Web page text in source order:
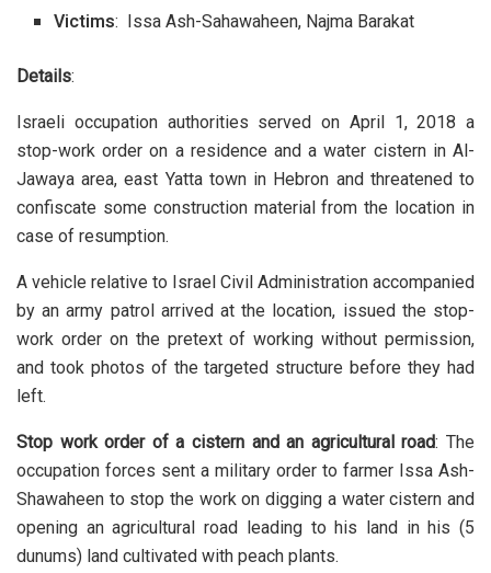
Victims: Issa Ash-Sahawaheen, Najma Barakat
Details:
Israeli occupation authorities served on April 1, 2018 a
stop-work order on a residence and a water cistern in Al-
Jawaya area, east Yatta town in Hebron and threatened to
confiscate some construction material from the location in
case of resumption.
A vehicle relative to Israel Civil Administration accompanied
by an army patrol arrived at the location, issued the stop-
work order on the pretext of working without permission,
and took photos of the targeted structure before they had
left.
Stop work order of a cistern and an agricultural road: The
occupation forces sent a military order to farmer Issa Ash-
Shawaheen to stop the work on digging a water cistern and
opening an agricultural road leading to his land in his (5
dunums) land cultivated with peach plants.